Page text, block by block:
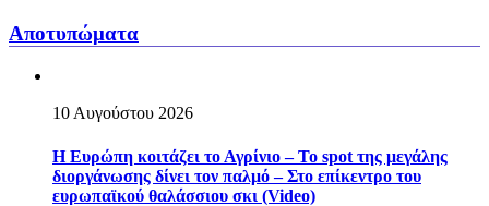
Αποτυπώματα
10 Αυγούστου 2026
Η Ευρώπη κοιτάζει το Αγρίνιο – Το spot της μεγάλης
διοργάνωσης δίνει τον παλμό – Στο επίκεντρο του
ευρωπαϊκού θαλάσσιου σκι (Video)